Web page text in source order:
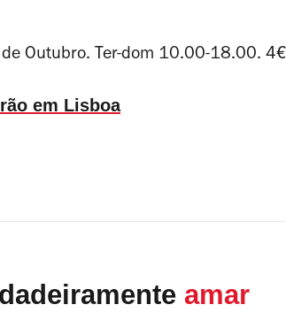
Outubro. Ter-dom 10.00-18.00. 4€
em Lisboa
amar